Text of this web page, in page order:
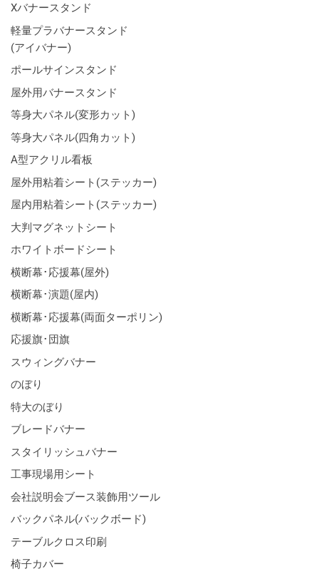
Xバナースタンド
軽量プラバナースタンド
(アイバナー)
ポールサインスタンド
屋外用バナースタンド
等身大パネル(変形カット)
等身大パネル(四角カット)
A型アクリル看板
屋外用粘着シート(ステッカー)
屋内用粘着シート(ステッカー)
大判マグネットシート
ホワイトボードシート
横断幕･応援幕(屋外)
横断幕･演題(屋内)
横断幕･応援幕(両面ターポリン)
応援旗･団旗
スウィングバナー
のぼり
特大のぼり
ブレードバナー
スタイリッシュバナー
工事現場用シート
会社説明会ブース装飾用ツール
バックパネル(バックボード)
テーブルクロス印刷
椅子カバー